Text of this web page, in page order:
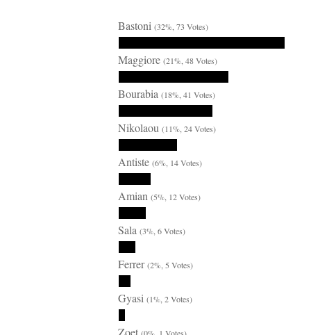
Bastoni (32%, 73 Votes)
Maggiore (21%, 48 Votes)
Bourabia (18%, 41 Votes)
Nikolaou (11%, 24 Votes)
Antiste (6%, 14 Votes)
Amian (5%, 12 Votes)
Sala (3%, 6 Votes)
Ferrer(2%, 5 Votes)
Gyasi (1%, 2 Votes)
Zoet